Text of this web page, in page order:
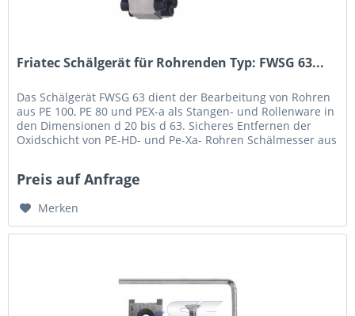
Friatec Schälgerät für Rohrenden Typ: FWSG 63...
Das Schälgerät FWSG 63 dient der Bearbeitung von Rohren
aus PE 100, PE 80 und PEX-a als Stangen- und Rollenware in
den Dimensionen d 20 bis d 63. Sicheres Entfernen der
Oxidschicht von PE-HD- und Pe-Xa- Rohren Schälmesser aus
Preis auf Anfrage
Merken